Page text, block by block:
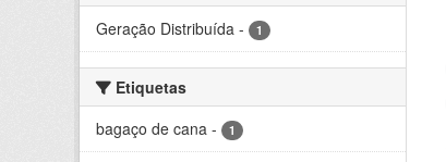
Geração Distribuída - 1
Etiquetas
bagaço de cana - 1